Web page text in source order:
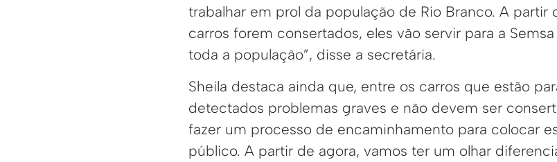
trabalhar em prol da população de Rio Branco. A partir
carros forem consertados, eles vão servir para a
toda a população”, disse a secretária.
Sheila destaca ainda que, entre os carros que estão
detectados problemas graves e não devem ser
fazer um processo de encaminhamento para colocar
público. A partir de agora, vamos ter um olhar